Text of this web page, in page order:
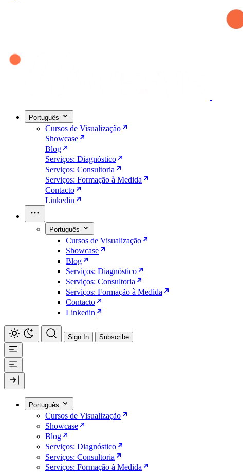
Português
Cursos de Visualização
Showcase
Blog
Serviços: Diagnóstico
Serviços: Consultoria
Serviços: Formação à Medida
Contacto
Linkedin
Português
Cursos de Visualização
Showcase
Blog
Serviços: Diagnóstico
Serviços: Consultoria
Serviços: Formação à Medida
Contacto
Linkedin
Sign In Subscribe
Português
Cursos de Visualização
Showcase
Blog
Serviços: Diagnóstico
Serviços: Consultoria
Serviços: Formação à Medida